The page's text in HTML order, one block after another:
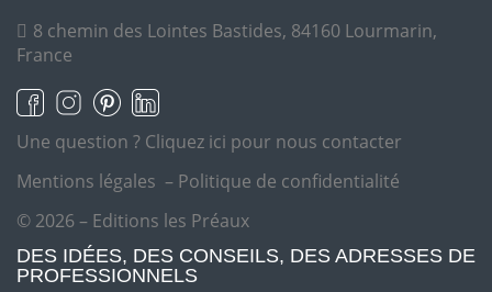
8 chemin des Lointes Bastides, 84160 Lourmarin,
France
Une question ? Cliquez ici pour nous contacter
Mentions légales – Politique de confidentialité
© 2026 – Editions les Préaux
DES IDÉES, DES CONSEILS, DES ADRESSES DE
PROFESSIONNELS